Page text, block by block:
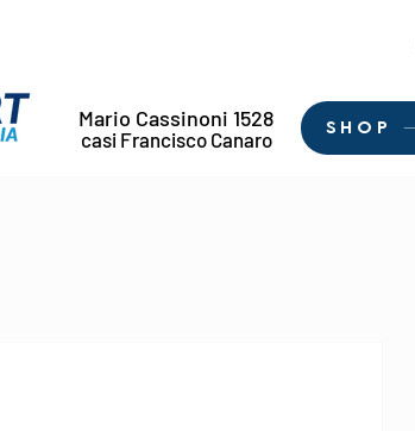
Mario Cassinoni 1528
casi Francisco Canaro SHOP